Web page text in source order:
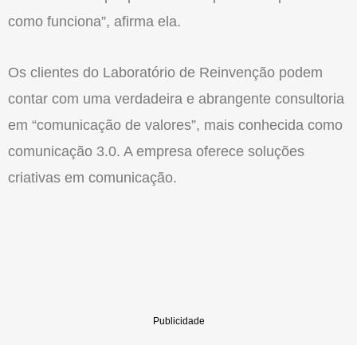
como funciona”, afirma ela.
Os clientes do Laboratório de Reinvenção podem
contar com uma verdadeira e abrangente consultoria
em “comunicação de valores”, mais conhecida como
comunicação 3.0. A empresa oferece soluções
criativas em comunicação.